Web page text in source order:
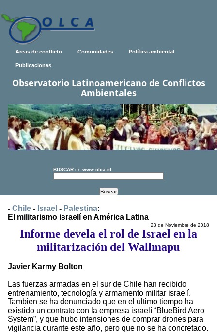
Areas de conflicto Comunidades Política ambiental
Publicaciones
Observatorio Latinoamericano de Conflictos
Ambientales
BUSCAR en www.olca.cl
- Chile - Israel - Palestina:
El militarismo israelí en América Latina
23 de Noviembre de 2018
Informe devela el rol de Israel en la
militarización del Wallmapu
Javier Karmy Bolton
Las fuerzas armadas en el sur de Chile han recibido
entrenamiento, tecnología y armamento militar israelí.
También se ha denunciado que en el último tiempo ha
existido un contrato con la empresa israelí “BlueBird Aero
System”, y que hubo intensiones de comprar drones para
vigilancia durante este año, pero que no se ha concretado.